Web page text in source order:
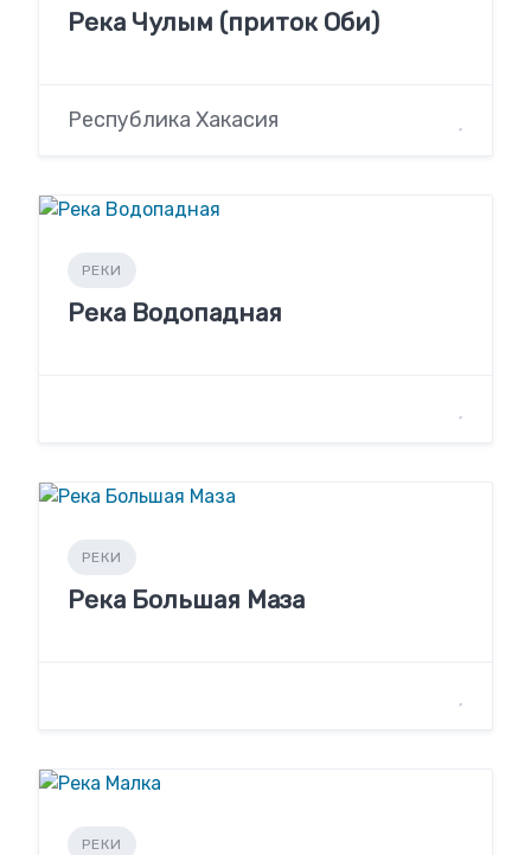
Река Чулым (приток Оби)
Республика Хакасия
РЕКИ
Река Водопадная
РЕКИ
Река Большая Маза
РЕКИ